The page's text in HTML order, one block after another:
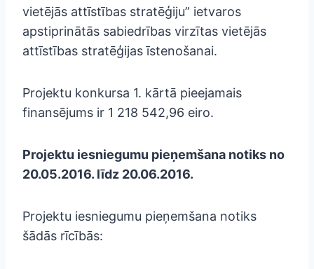
vietējās attīstības stratēģiju” ietvaros
apstiprinātās sabiedrības virzītas vietējās
attīstības stratēģijas īstenošanai.
Projektu konkursa 1. kārtā pieejamais
finansējums ir 1 218 542,96 eiro.
Projektu iesniegumu pieņemšana notiks no
20.05.2016. līdz 20.06.2016.
Projektu iesniegumu pieņemšana notiks
šādās rīcībās: